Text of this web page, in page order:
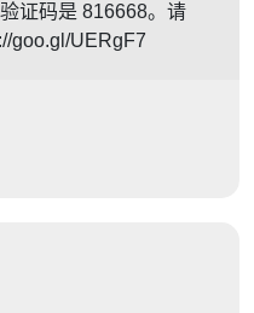
证码是 816668。请
goo.gl/UERgF7